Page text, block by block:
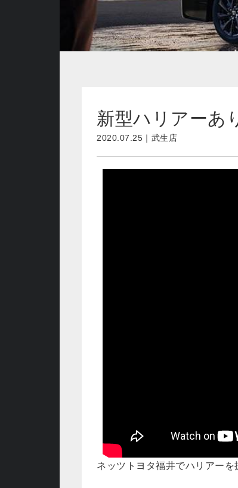
新型ハリアー
2020.07.25｜武生店
ネッツトヨタ福井でハリアー